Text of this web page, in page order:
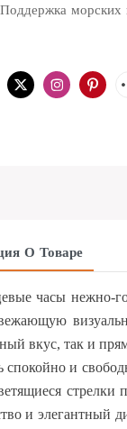
Поддержка морских
О Товаре
часы нежно-
вкус, так и
и
стрелки
и элегантный